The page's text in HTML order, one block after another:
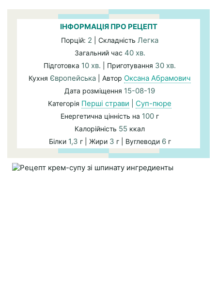
ІНФОРМАЦІЯ ПРО РЕЦЕПТ
Порцій: 2 | Складність Легка
Загальний час 40 хв.
Підготовка 10 хв. | Приготування 30 хв.
Кухня Європейська | Автор Оксана Абрамович
Дата розміщення 15-08-19
Категорія Перші страви Суп-пюре
Енергетична цінність на 100 г
Калорійність 55 ккал
Білки 1,3 г | Жири 3 г | Вуглеводи 6г